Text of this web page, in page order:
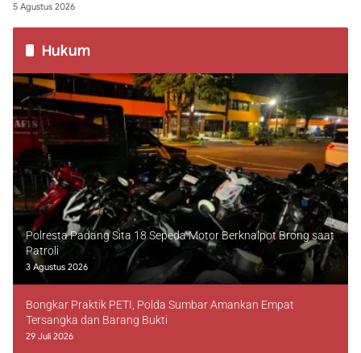
5 Agustus 2026
Hukum
Polresta Padang Sita 18 Sepeda Motor Berknalpot Brong saat
Patroli
3 Agustus 2026
Bongkar Praktik PETI, Polda Sumbar Amankan Empat
Tersangka dan Barang Bukti
29 Juli 2026